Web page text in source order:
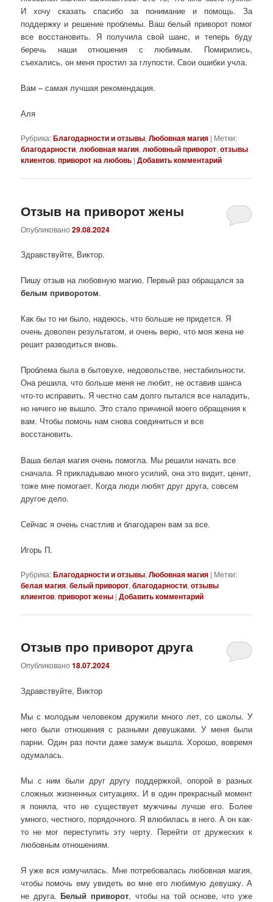
И хочу сказать спасибо за понимание и помощь. За
поддержку и решение проблемы. Ваш белый приворот помог
все восстановить. Я получила свой шанс, и теперь буду
беречь наши отношения с любимым. Помирились,
съехались, он меня простил за глупости. Свои ошибки учла.
Вам – самая лучшая рекомендация.
Аля
Рубрика:Благодарности и отзывы,Любовная магия | Метки:
благодарности,любовная магия,любовный приворот,отзывы
клиентов,приворот на любовь |Добавить комментарий
Отзыв на приворот жены
Опубликовано29.08.2024
Здравствуйте, Виктор.
Пишу отзыв на любовную магию. Первый раз обращался за
белым приворотом.
Как бы то ни было, надеюсь, что больше не придется. Я
очень доволен результатом, и очень верю, что моя жена не
решит разводиться вновь.
Проблема была в бытовухе, недовольстве, нестабильности.
Она решила, что больше меня не любит, не оставив шанса
что-то исправить. Я честно сам долго пытался все наладить,
но ничего не вышло. Это стало причиной моего обращения к
вам. Чтобы помочь нам снова соединиться и все
восстановить.
Ваша белая магия очень помогла. Мы решили начать все
сначала. Я прикладываю много усилий, она это видит, ценит,
тоже мне помогает. Когда люди любят друг друга, совсем
другое дело.
Сейчас я очень счастлив и благодарен вам за все.
Игорь П.
Рубрика:Благодарности и отзывы,Любовная магия | Метки:
белая магия,белый приворот,благодарности,отзывы
клиентов,приворот жены |Добавить комментарий
Отзыв про приворот друга
Опубликовано18.07.2024
Здравствуйте, Виктор
Мы с молодым человеком дружили много лет, со школы. У
него были отношения с разными девушками. У меня были
парни. Один раз почти даже замуж вышла. Хорошо, вовремя
одумалась.
Мы с ним были друг другу поддержкой, опорой в разных
сложных жизненных ситуациях. И в один прекрасный момент
я поняла, что не существует мужчины лучше его. Более
умного, честного, порядочного. Я влюбилась в него. А он как-
то не мог переступить эту черту. Перейти от дружеских к
любовным отношениям.
Я уже вся измучилась. Мне потребовалась любовная магия,
чтобы помочь ему увидеть во мне его любимую девушку. А
не друга.Белый приворот, чтобы на той основе, что уже